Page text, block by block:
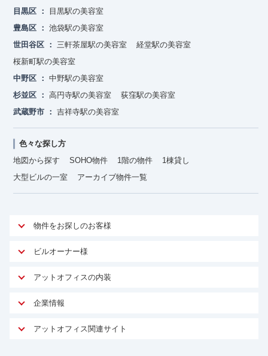
目黒区
目黒駅の美容室
豊島区
池袋駅の美容室
世田谷区
三軒茶屋駅の美容室
経堂駅の美容室
桜新町駅の美容室
中野区
中野駅の美容室
杉並区
高円寺駅の美容室
荻窪駅の美容室
武蔵野市
吉祥寺駅の美容室
色々な探し方
地図から探す
SOHO物件 1階の物件
1棟貸し
大型ビルの一室
アーカイブ物件一覧
物件をお探しのお客様
アットオフィスが選ばれる理由
ご契約者様インタビュー
オフィスお役立ちコラム
ビルオーナー様
オーナー様向けサービス
マイソク作成
物件情報から成約賃料を予測
アットオフィスの内装
サービス内容
内装に関するよくある質問
企業情報
アットオフィス関連サイト